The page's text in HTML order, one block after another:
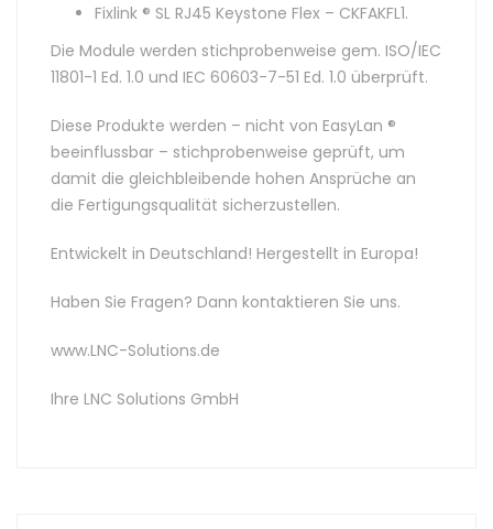
Fixlink ® SL RJ45 Keystone Flex – CKFAKFL1.
Die Module werden stichprobenweise gem. ISO/IEC
11801-1 Ed. 1.0 und IEC 60603-7-51 Ed. 1.0 überprüft.
Diese Produkte werden – nicht von EasyLan ®
beeinflussbar – stichprobenweise geprüft, um
damit die gleichbleibende hohen Ansprüche an
die Fertigungsqualität sicherzustellen.
Entwickelt in Deutschland! Hergestellt in Europa!
Haben Sie Fragen? Dann kontaktieren Sie uns.
www.LNC-Solutions.de
Ihre LNC Solutions GmbH